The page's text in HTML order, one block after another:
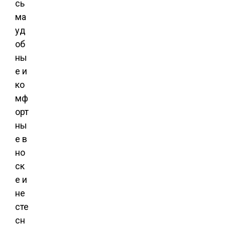
сь
ма
уд
об
ны
е и
ко
мф
орт
ны
е в
но
ск
е и
не
сте
сн